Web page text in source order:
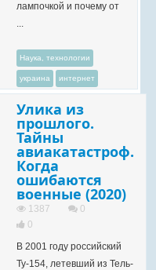
лампочкой и почему от
...
Наука, технологии
украина интернет
Улика из
прошлого.
Тайны
авиакатастроф.
Когда
ошибаются
военные (2020)
1387
0
0
В 2001 году российский
Ту-154, летевший из Тель-